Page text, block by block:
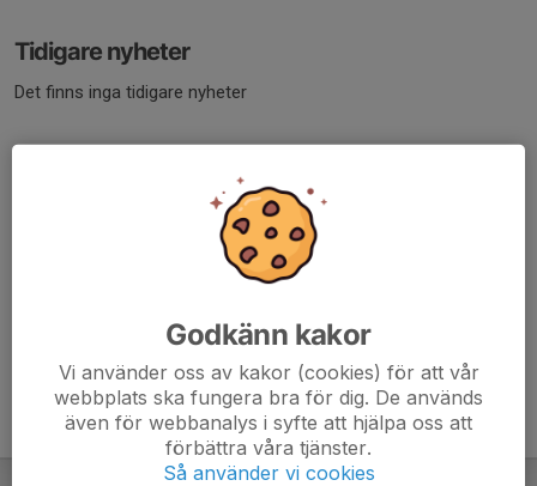
Tidigare nyheter
Det finns inga tidigare nyheter
Godkänn kakor
Vi använder oss av kakor (cookies) för att vår
webbplats ska fungera bra för dig. De används
även för webbanalys i syfte att hjälpa oss att
förbättra våra tjänster.
Så använder vi cookies